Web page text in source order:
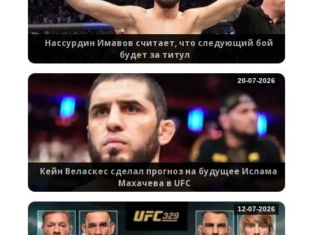
Нассурдин Имавов считает, что следующий бой
будет за титул
Кейн Веласкес сделал прогноз на будущее Ислама
Махачева в UFC
20-07-2026
12-07-2026